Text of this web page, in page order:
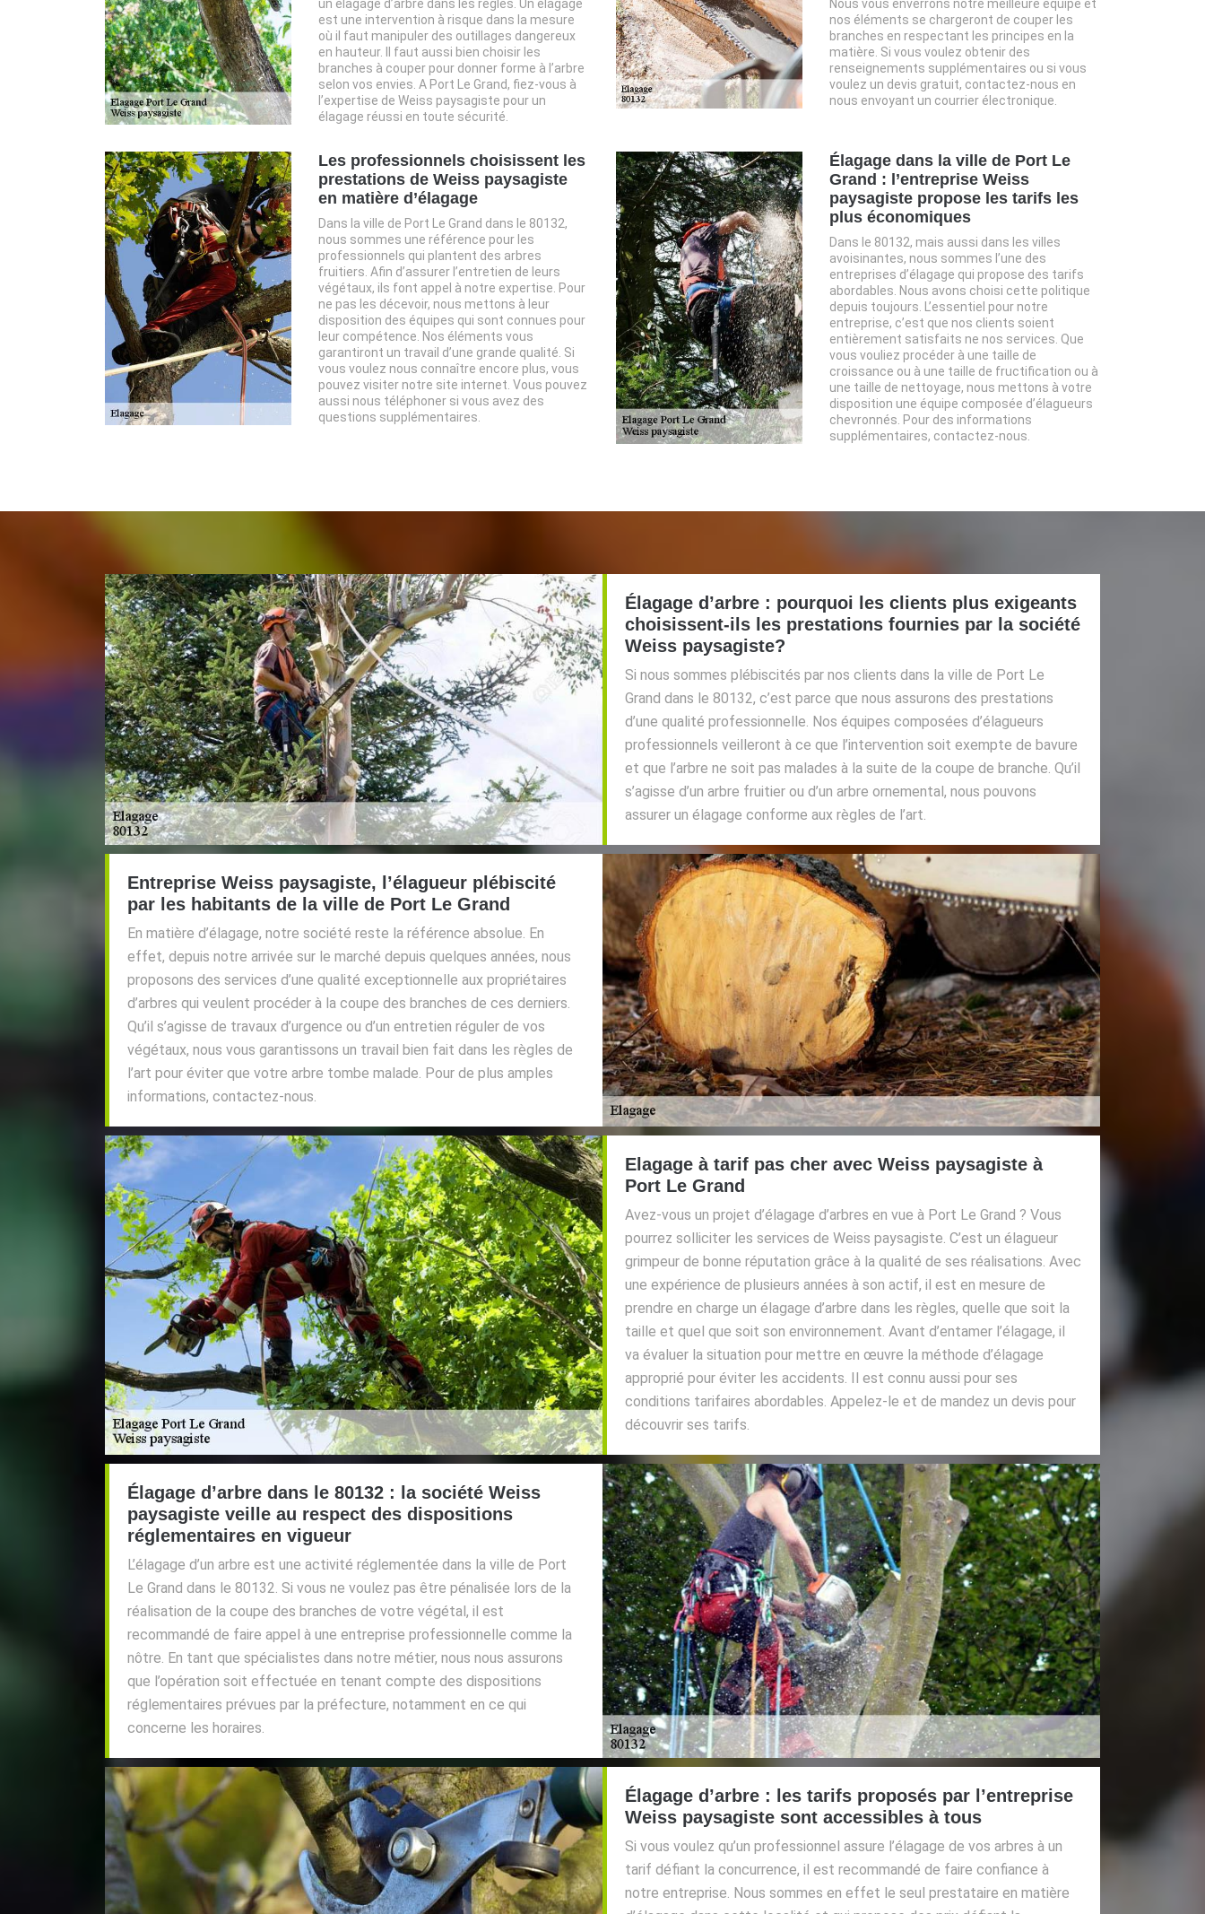
un élagage d’arbre dans les règles. Un élagage
est une intervention à risque dans la mesure
où il faut manipuler des outillages dangereux
en hauteur. Il faut aussi bien choisir les
branches à couper pour donner forme à l’arbre
selon vos envies. A Port Le Grand, fiez-vous à
l’expertise de Weiss paysagiste pour un
élagage réussi en toute sécurité.
Nous vous enverrons notre meilleure équipe et
nos éléments se chargeront de couper les
branches en respectant les principes en la
matière. Si vous voulez obtenir des
renseignements supplémentaires ou si vous
voulez un devis gratuit, contactez-nous en
nous envoyant un courrier électronique.
Les professionnels choisissent les
prestations de Weiss paysagiste
en matière d’élagage
Dans la ville de Port Le Grand dans le 80132,
nous sommes une référence pour les
professionnels qui plantent des arbres
fruitiers. Afin d’assurer l’entretien de leurs
végétaux, ils font appel à notre expertise. Pour
ne pas les décevoir, nous mettons à leur
disposition des équipes qui sont connues pour
leur compétence. Nos éléments vous
garantiront un travail d’une grande qualité. Si
vous voulez nous connaître encore plus, vous
pouvez visiter notre site internet. Vous pouvez
aussi nous téléphoner si vous avez des
questions supplémentaires.
Élagage dans la ville de Port Le
Grand : l’entreprise Weiss
paysagiste propose les tarifs les
plus économiques
Dans le 80132, mais aussi dans les villes
avoisinantes, nous sommes l’une des
entreprises d’élagage qui propose des tarifs
abordables. Nous avons choisi cette politique
depuis toujours. L’essentiel pour notre
entreprise, c’est que nos clients soient
entièrement satisfaits ne nos services. Que
vous vouliez procéder à une taille de
croissance ou à une taille de fructification ou à
une taille de nettoyage, nous mettons à votre
disposition une équipe composée d’élagueurs
chevronnés. Pour des informations
supplémentaires, contactez-nous.
Élagage d’arbre : pourquoi les clients plus exigeants
choisissent-ils les prestations fournies par la société
Weiss paysagiste?
Si nous sommes plébiscités par nos clients dans la ville de Port Le
Grand dans le 80132, c’est parce que nous assurons des prestations
d’une qualité professionnelle. Nos équipes composées d’élagueurs
professionnels veilleront à ce que l’intervention soit exempte de bavure
et que l’arbre ne soit pas malades à la suite de la coupe de branche. Qu’il
s’agisse d’un arbre fruitier ou d’un arbre ornemental, nous pouvons
assurer un élagage conforme aux règles de l’art.
Entreprise Weiss paysagiste, l’élagueur plébiscité
par les habitants de la ville de Port Le Grand
En matière d’élagage, notre société reste la référence absolue. En
effet, depuis notre arrivée sur le marché depuis quelques années, nous
proposons des services d’une qualité exceptionnelle aux propriétaires
d’arbres qui veulent procéder à la coupe des branches de ces derniers.
Qu’il s’agisse de travaux d’urgence ou d’un entretien réguler de vos
végétaux, nous vous garantissons un travail bien fait dans les règles de
l’art pour éviter que votre arbre tombe malade. Pour de plus amples
informations, contactez-nous.
Elagage à tarif pas cher avec Weiss paysagiste à
Port Le Grand
Avez-vous un projet d’élagage d’arbres en vue à Port Le Grand ? Vous
pourrez solliciter les services de Weiss paysagiste. C’est un élagueur
grimpeur de bonne réputation grâce à la qualité de ses réalisations. Avec
une expérience de plusieurs années à son actif, il est en mesure de
prendre en charge un élagage d’arbre dans les règles, quelle que soit la
taille et quel que soit son environnement. Avant d’entamer l’élagage, il
va évaluer la situation pour mettre en œuvre la méthode d’élagage
approprié pour éviter les accidents. Il est connu aussi pour ses
conditions tarifaires abordables. Appelez-le et de mandez un devis pour
découvrir ses tarifs.
Élagage d’arbre dans le 80132 : la société Weiss
paysagiste veille au respect des dispositions
réglementaires en vigueur
L’élagage d’un arbre est une activité réglementée dans la ville de Port
Le Grand dans le 80132. Si vous ne voulez pas être pénalisée lors de la
réalisation de la coupe des branches de votre végétal, il est
recommandé de faire appel à une entreprise professionnelle comme la
nôtre. En tant que spécialistes dans notre métier, nous nous assurons
que l’opération soit effectuée en tenant compte des dispositions
réglementaires prévues par la préfecture, notamment en ce qui
concerne les horaires.
Élagage d’arbre : les tarifs proposés par l’entreprise
Weiss paysagiste sont accessibles à tous
Si vous voulez qu’un professionnel assure l’élagage de vos arbres à un
tarif défiant la concurrence, il est recommandé de faire confiance à
notre entreprise. Nous sommes en effet le seul prestataire en matière